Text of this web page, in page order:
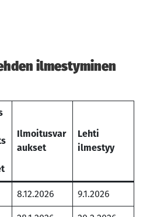
ilmestyminen
Ilmoitusvar
aukset
Lehti
ilmestyy
8.12.2026
9.1.2026